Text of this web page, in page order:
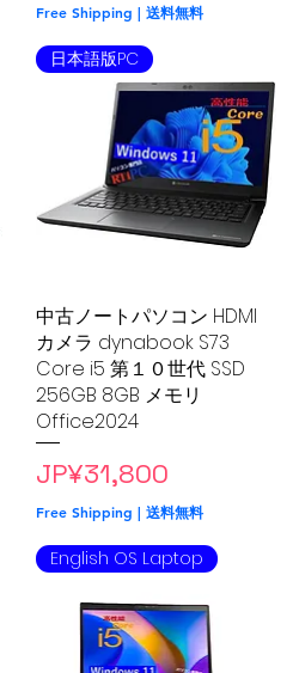
Free Shipping | 送料無料
Quick View
日本語版PC
中古ノートパソコン HDMI
カメラ dynabook S73
Core i5 第１０世代 SSD
256GB 8GB メモリ
Office2024
Price
JP¥31,800
Free Shipping | 送料無料
English OS Laptop